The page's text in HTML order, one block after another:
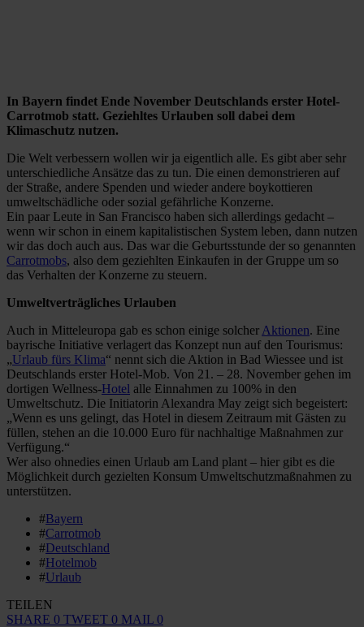
In Bayern findet Ende November Deutschlands erster Hotel-
Carrotmob statt. Geziehltes Urlauben soll dabei dem
Klimaschutz nutzen.
Die Welt verbessern wollen wir ja eigentlich alle. Es gibt aber sehr
unterschiedliche Ansätze das zu tun. Die einen demonstrieren auf
der Straße, andere Spenden und wieder andere boykottieren
umweltschädliche oder sozial gefährliche Konzerne.
Ein paar Leute in San Francisco haben sich allerdings gedacht –
wenn wir schon in einem kapitalistischen System leben, dann nutzen
wir das doch auch aus. Das war die Geburtsstunde der so genannten
Carrotmobs, also dem geziehlten Einkaufen in der Gruppe um so
das Verhalten der Konzerne zu steuern.
Umweltverträgliches Urlauben
Auch in Mitteleuropa gab es schon einige solcher Aktionen. Eine
bayrische Initiative verlagert das Konzept nun auf den Tourismus:
„Urlaub fürs Klima“ nennt sich die Aktion in Bad Wiessee und ist
Deutschlands erster Hotel-Mob. Von 21. – 28. November gehen im
dortigen Wellness-Hotel alle Einnahmen zu 100% in den
Umweltschutz. Die Initiatorin Alexandra May zeigt sich begeistert:
„Wenn es uns gelingt, das Hotel in diesem Zeitraum mit Gästen zu
füllen, stehen an die 10.000 Euro für nachhaltige Maßnahmen zur
Verfügung.“
Wer also ohnedies einen Urlaub am Land plant – hier gibt es die
Möglichkeit durch gezielten Konsum Umweltschutzmaßnahmen zu
unterstützen.
#Bayern
#Carrotmob
#Deutschland
#Hotelmob
#Urlaub
TEILEN
SHARE 0 TWEET 0 MAIL 0